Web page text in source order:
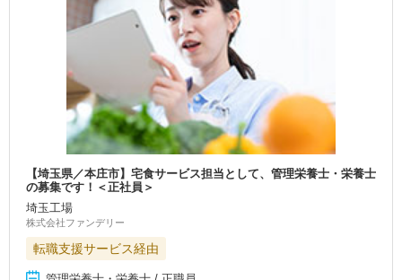
【埼玉県／本庄市】宅食サービス担当として、管理栄養士・栄養士
の募集です！＜正社員＞
埼玉工場
株式会社ファンデリー
転職支援サービス経由